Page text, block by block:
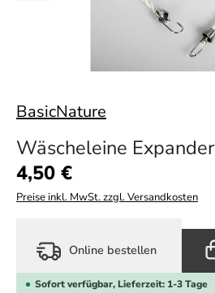
BasicNature
Wäscheleine Expander
Regulärer Preis:
4,50 €
Preise inkl. MwSt. zzgl. Versandkosten
Online bestellen
Sofort verfügbar, Lieferzeit: 1-3 Tage